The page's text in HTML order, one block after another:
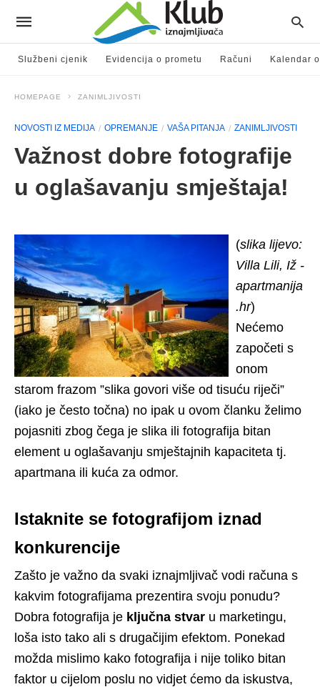
Službeni cjenik Evidencija o prometu Računi Kalendar
HOMEPAGE ZANIMLJIVOSTI
NOVOSTI IZ MEDIJA OPREMANJE VAŠA PITANJA ZANIMLJIVOSTI
Važnost dobre fotografije
u oglašavanju smještaja!
(slika lijevo:
Villa Lili, Iž -
apartmanija
.hr)
Nećemo
započeti s
onom
starom frazom ”slika govori više od tisuću riječi”
(iako je često točna) no ipak u ovom članku želimo
pojasniti zbog čega je slika ili fotografija bitan
element u oglašavanju smještajnih kapaciteta tj.
apartmana ili kuća za odmor.
Istaknite se fotografijom iznad
konkurencije
Zašto je važno da svaki iznajmljivač vodi računa s
kakvim fotografijama prezentira svoju ponudu?
Dobra fotografija je ključna stvar u marketingu,
loša isto tako ali s drugačijim efektom. Ponekad
možda mislimo kako fotografija i nije toliko bitan
faktor u cijelom poslu no vidjet ćemo da iskustva,